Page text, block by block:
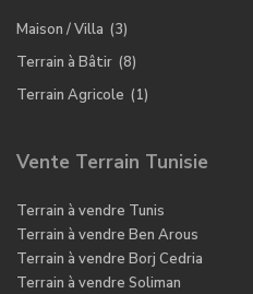
Maison / Villa (3)
Terrain à Bâtir (8)
Terrain Agricole (1)
Vente Terrain Tunisie
Terrain à vendre Tunis
Terrain à vendre Ben Arous
Terrain à vendre Borj Cedria
Terrain à vendre Soliman